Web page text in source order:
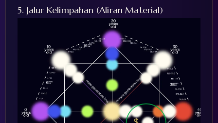
5. Jalur Kelimpahan (Aliran Material)